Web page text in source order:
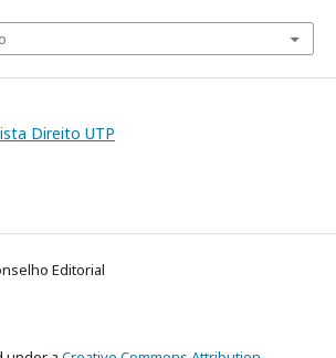
Direito UTP
Editorial